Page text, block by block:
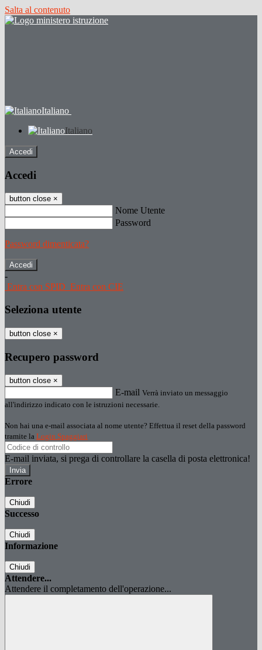
Salta al contenuto
Italiano
Italiano
Accedi
Accedi
button close ×
Nome Utente
Password
Password dimenticata?
-
Entra con SPID Entra con CIE
Seleziona utente
button close ×
Recupero password
button close ×
E-mail Verrà inviato un messaggio
all'indirizzo indicato con le istruzioni necessarie.
Non hai una e-mail associata al nome utente? Effettua il reset della password
tramite la Login Spaggiari
E-mail inviata, si prega di controllare la casella di posta elettronica!
Errore
Chiudi
Successo
Chiudi
Informazione
Chiudi
Attendere...
Attendere il completamento dell'operazione...